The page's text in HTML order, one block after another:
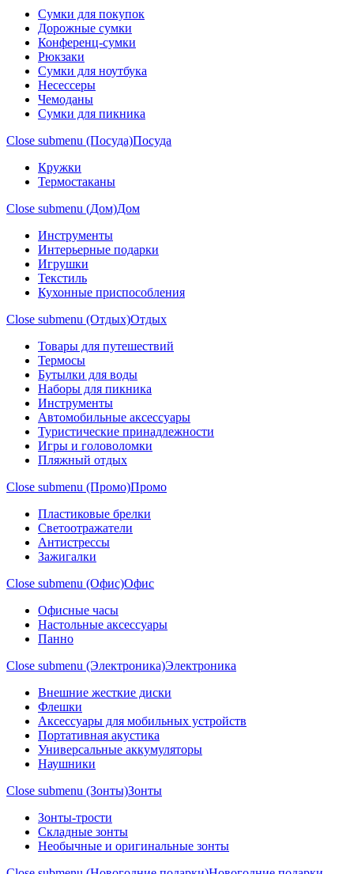
Сумки для покупок
Дорожные сумки
Конференц-сумки
Рюкзаки
Сумки для ноутбука
Несессеры
Чемоданы
Сумки для пикника
Close submenu (Посуда)Посуда
Кружки
Термостаканы
Close submenu (Дом)Дом
Инструменты
Интерьерные подарки
Игрушки
Текстиль
Кухонные приспособления
Close submenu (Отдых)Отдых
Товары для путешествий
Термосы
Бутылки для воды
Наборы для пикника
Инструменты
Автомобильные аксессуары
Туристические принадлежности
Игры и головоломки
Пляжный отдых
Close submenu (Промо)Промо
Пластиковые брелки
Светоотражатели
Антистрессы
Зажигалки
Close submenu (Офис)Офис
Офисные часы
Настольные аксессуары
Панно
Close submenu (Электроника)Электроника
Внешние жесткие диски
Флешки
Аксессуары для мобильных устройств
Портативная акустика
Универсальные аккумуляторы
Наушники
Close submenu (Зонты)Зонты
Зонты-трости
Складные зонты
Необычные и оригинальные зонты